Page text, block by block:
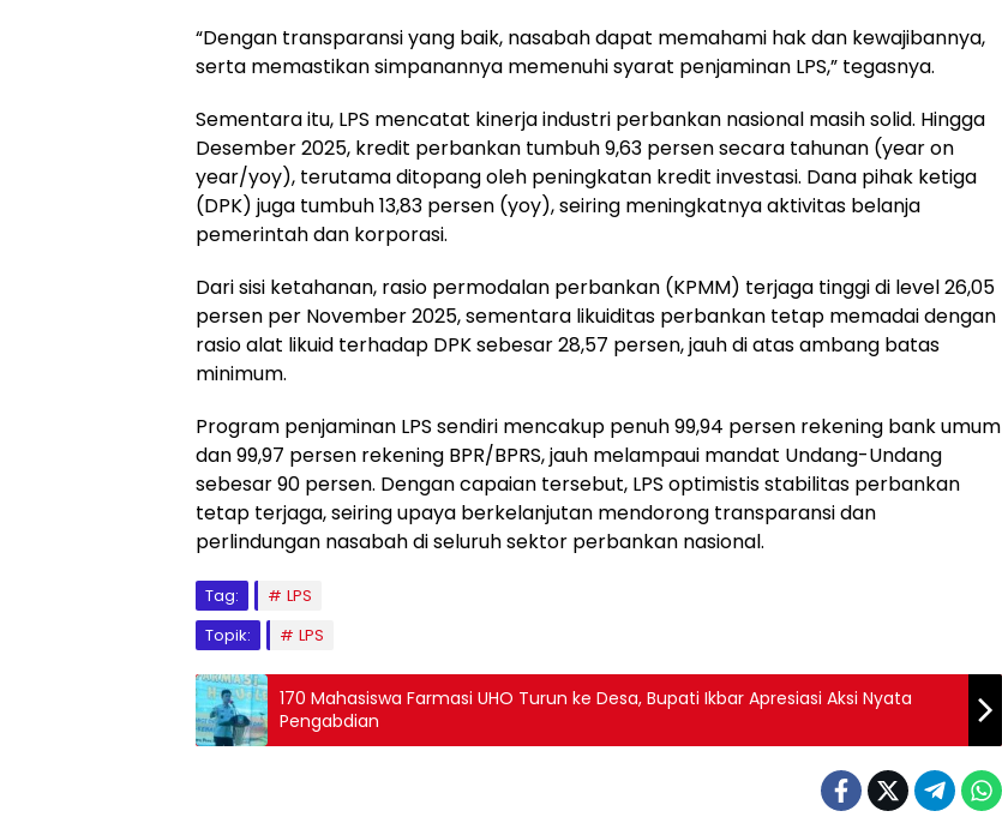
“Dengan transparansi yang baik, nasabah dapat memahami hak dan kewajibannya,
serta memastikan simpanannya memenuhi syarat penjaminan LPS,” tegasnya.
Sementara itu, LPS mencatat kinerja industri perbankan nasional masih solid. Hingga
Desember 2025, kredit perbankan tumbuh 9,63 persen secara tahunan (year on
year/yoy), terutama ditopang oleh peningkatan kredit investasi. Dana pihak ketiga
(DPK) juga tumbuh 13,83 persen (yoy), seiring meningkatnya aktivitas belanja
pemerintah dan korporasi.
Dari sisi ketahanan, rasio permodalan perbankan (KPMM) terjaga tinggi di level 26,05
persen per November 2025, sementara likuiditas perbankan tetap memadai dengan
rasio alat likuid terhadap DPK sebesar 28,57 persen, jauh di atas ambang batas
minimum.
Program penjaminan LPS sendiri mencakup penuh 99,94 persen rekening bank umum
dan 99,97 persen rekening BPR/BPRS, jauh melampaui mandat Undang-Undang
sebesar 90 persen. Dengan capaian tersebut, LPS optimistis stabilitas perbankan
tetap terjaga, seiring upaya berkelanjutan mendorong transparansi dan
perlindungan nasabah di seluruh sektor perbankan nasional.
Tag:
LPS
Topik:
LPS
170 Mahasiswa Farmasi UHO Turun ke Desa, Bupati Ikbar Apresiasi Aksi Nyata
Pengabdian